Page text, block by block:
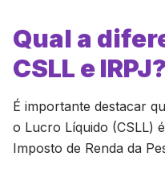
Qual a
CSLL e IRPJ?
É importante destacar
o Lucro Líquido (CSLL)
Imposto de Renda da